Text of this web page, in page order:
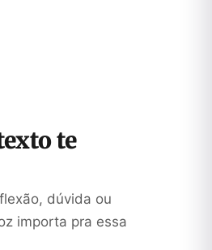
te
dúvida ou
importa pra essa